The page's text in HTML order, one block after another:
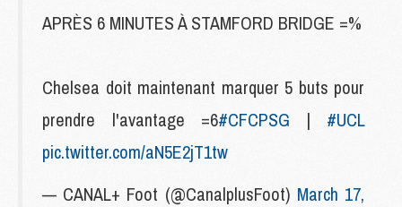
APRÈS 6 MINUTES À STAMFORD BRIDGE =%
Chelsea doit maintenant marquer 5 buts pour
prendre l'avantage =6#CFCPSG | #UCL
pic.twitter.com/aN5E2jT1tw
— CANAL+ Foot (@CanalplusFoot) March 17,